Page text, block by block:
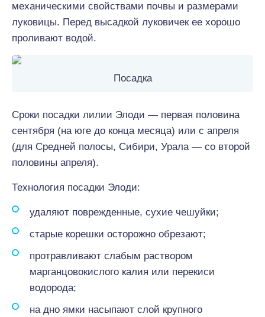
механическими свойствами почвы и размерами
луковицы. Перед высадкой луковичек ее хорошо
проливают водой.
Посадка
Сроки посадки лилии Элоди — первая половина
сентября (на юге до конца месяца) или с апреля
(для Средней полосы, Сибири, Урала — со второй
половины апреля).
Технология посадки Элоди:
удаляют поврежденные, сухие чешуйки;
старые корешки осторожно обрезают;
протравливают слабым раствором
марганцовокислого калия или перекиси
водорода;
на дно ямки насыпают слой крупного